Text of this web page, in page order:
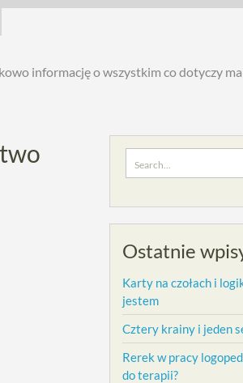
informację o wszystkim co dotyczy
for:
Ostatnie
Karty na czołach i
jestem
Cztery krainy i jeden
Rerek w pracy
do terapii?